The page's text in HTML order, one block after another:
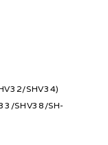
SHV34)
SHV38/SH-